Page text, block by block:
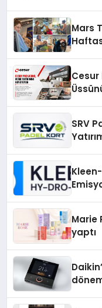
Mars
Cesur
SRV
Marie
yaptı